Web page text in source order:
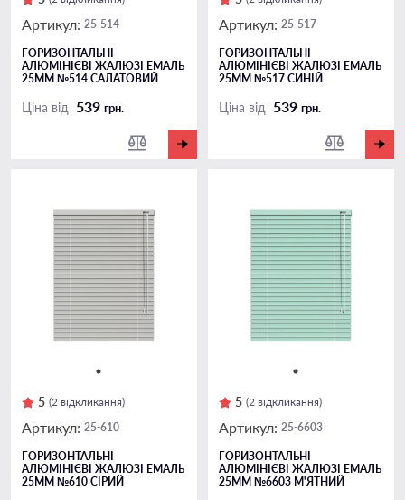
Артикул: 25-514
ГОРИЗОНТАЛЬНІ
АЛЮМІНІЄВІ ЖАЛЮЗІ ЕМАЛЬ
25ММ №514 САЛАТОВИЙ
Ціна від 539 грн.
Артикул: 25-517
ГОРИЗОНТАЛЬНІ
АЛЮМІНІЄВІ ЖАЛЮЗІ ЕМАЛЬ
25ММ №517 СИНІЙ
Ціна від 539 грн.
5 (2 відкликання)
Артикул: 25-610
ГОРИЗОНТАЛЬНІ
АЛЮМІНІЄВІ ЖАЛЮЗІ ЕМАЛЬ
25ММ №610 СІРИЙ
5 (2 відкликання)
Артикул: 25-6603
ГОРИЗОНТАЛЬНІ
АЛЮМІНІЄВІ ЖАЛЮЗІ ЕМАЛЬ
25ММ №6603 М'ЯТНИЙ